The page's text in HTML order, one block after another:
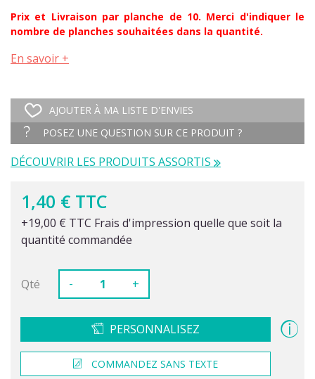
Prix et Livraison par planche de 10. Merci d'indiquer le
nombre de planches souhaitées dans la quantité.
En savoir +
AJOUTER À MA LISTE D'ENVIES
POSEZ UNE QUESTION SUR CE PRODUIT ?
DÉCOUVRIR LES PRODUITS ASSORTIS
1,40 € TTC
+19,00 € TTC Frais d'impression quelle que soit la
quantité commandée
Qté - +
PERSONNALISEZ
COMMANDEZ SANS TEXTE